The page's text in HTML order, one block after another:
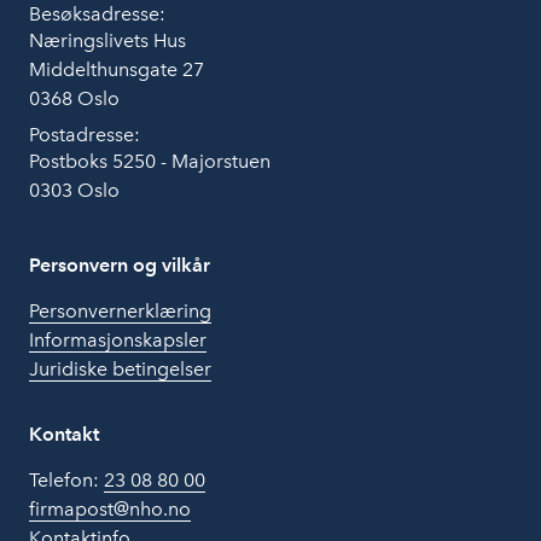
Besøksadresse:
Næringslivets Hus
Middelthunsgate 27
0368 Oslo
Postadresse:
Postboks 5250 - Majorstuen
0303 Oslo
Personvern og vilkår
Personvernerklæring
Informasjonskapsler
Juridiske betingelser
Kontakt
Telefon: 23 08 80 00
firmapost@nho.no